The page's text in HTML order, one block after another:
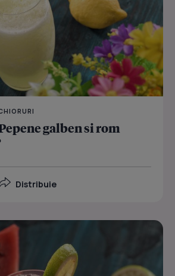
galben si rom
Distribuie